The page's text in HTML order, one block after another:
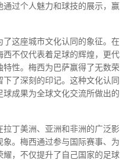
过个人魅力和球技的展示，赢
这座城市文化认同的象征。在
不仅代表着足球的辉煌，更代
性。梅西为巴萨赢得了无数荣
了深刻的印记。这种文化认同
成果为全球文化交流所做出的
丁美洲、亚洲和非洲的广泛影
。梅西通过参与国际赛事、为
，不仅提升了自己国家的足球